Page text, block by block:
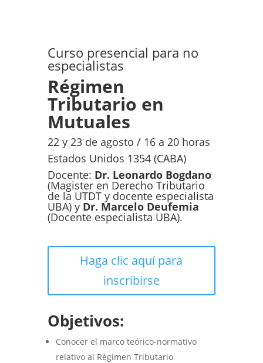
Curso presencial para no
especialistas
Régimen
Tributario en
Mutuales
22 y 23 de agosto / 16 a 20 horas
Estados Unidos 1354 (CABA)
Docente: Dr. Leonardo Bogdano
(Magister en Derecho Tributario
de la UTDT y docente especialista
UBA) y Dr. Marcelo Deufemia
(Docente especialista UBA).
Haga clic aquí para
inscribirse
Objetivos:
Conocer el marco teórico-normativo
relativo al Régimen Tributario